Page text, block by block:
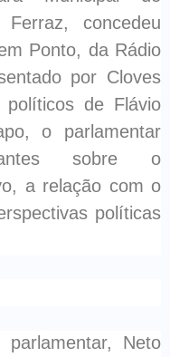
concedeu
Ponto, da Rádio
por Cloves
de Flávio
o parlamentar
sobre o
a relação com o
políticas
Neto